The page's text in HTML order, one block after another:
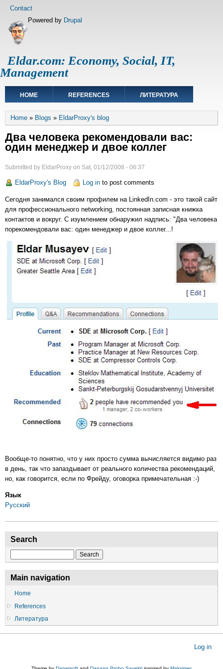
Skip
main
content
Footer
Contact
Eldar.com: Economy, Social, IT,
Management
Powered by Drupal
Main
navigation
HOME REFERENCES ЛИТЕРАТУРА
Breadcrumb
Home Blogs EldarProxy's blog
Два человека рекомендовали вас:
один менеджер и двое коллег
Submitted by EldarProxy on Sat, 01/12/2008 - 06:37
EldarProxy's Blog Log in to post comments
Сегодня занимался своим профилем на LinkedIn.com - это такой сайт
для профессионального networking, постоянная записная книжка
контактов и вокруг. С изумлением обнаружил надпись: "Два человека
порекомендовали вас: один менеджер и двое коллег...!
Вообще-то понятно, что у них просто сумма вычисляется видимо раз
в день, так что запаздывает от реального количества рекомендаций,
но, как говорится, если по Фрейду, оговорка примечательная :-)
Язык
Русский
Search
Main navigation
Home
References
Литература
Log in